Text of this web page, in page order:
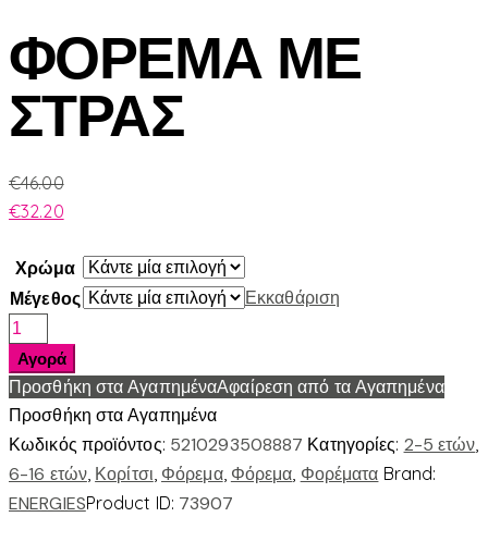
ΦΟΡΕΜΑ ΜΕ
ΣΤΡΑΣ
€46.00
€32.20
Χρώμα
Μέγεθος
Εκκαθάριση
ΦΟΡΕΜΑ
ΜΕ
ΣΤΡΑΣ
ποσότητα
Αγορά
Προσθήκη στα ΑγαπημέναΑφαίρεση από τα Αγαπημένα
Προσθήκη στα Αγαπημένα
Κωδικός προϊόντος: 5210293508887 Κατηγορίες: 2-5 ετών,
6-16 ετών, Κορίτσι, Φόρεμα, Φόρεμα, Φορέματα Brand:
ENERGIESProduct ID: 73907